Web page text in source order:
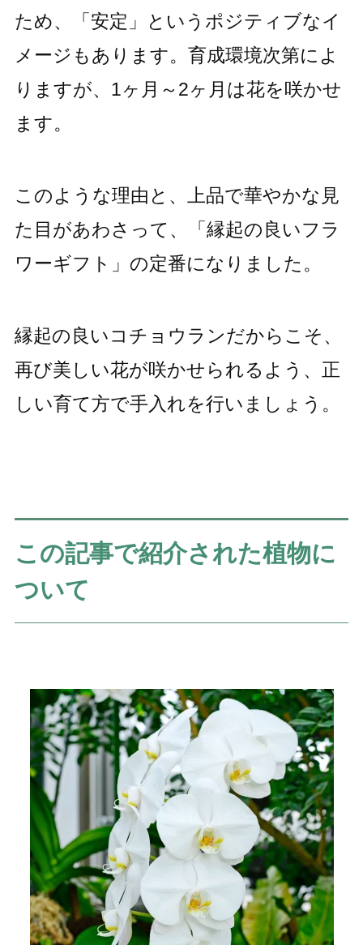
ため、「安定」というポジティブなイ
メージもあります。育成環境次第によ
りますが、1ヶ月～2ヶ月は花を咲かせ
ます。
このような理由と、上品で華やかな見
た目があわさって、「縁起の良いフラ
ワーギフト」の定番になりました。
縁起の良いコチョウランだからこそ、
再び美しい花が咲かせられるよう、正
しい育て方で手入れを行いましょう。
この記事で紹介された植物に
ついて